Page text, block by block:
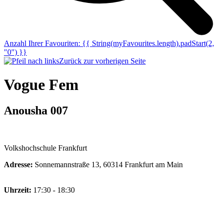
Anzahl Ihrer Favouriten: {{ String(myFavourites.length).padStart(2,
"0") }}
Zurück zur vorherigen Seite
Vogue Fem
Anousha 007
Volkshochschule Frankfurt
Adresse: Sonnemannstraße 13, 60314 Frankfurt am Main
Uhrzeit: 17:30 - 18:30